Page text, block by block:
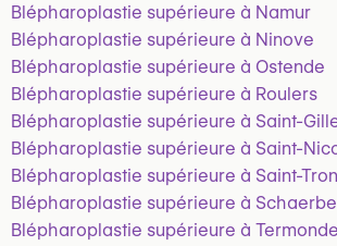
Blépharoplastie supérieure à Namur
Blépharoplastie supérieure à Ninove
Blépharoplastie supérieure à Ostende
Blépharoplastie supérieure à Roulers
Blépharoplastie supérieure à Saint-
Blépharoplastie supérieure à Saint-
Blépharoplastie supérieure à Saint-
Blépharoplastie supérieure à
Blépharoplastie supérieure à Termonde